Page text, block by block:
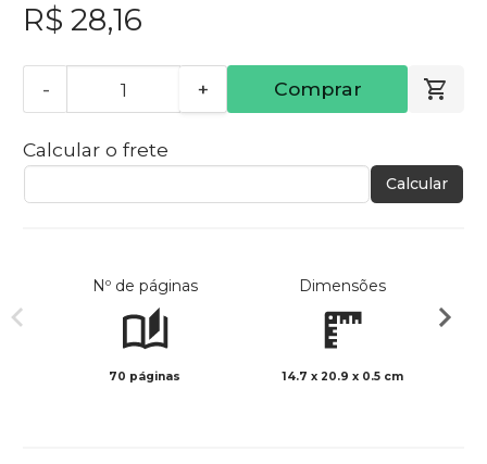
R$ 28,16
- + Comprar
Calcular o frete
Calcular
Nº de páginas
70 páginas
Dimensões
14.7 x 20.9 x 0.5 cm